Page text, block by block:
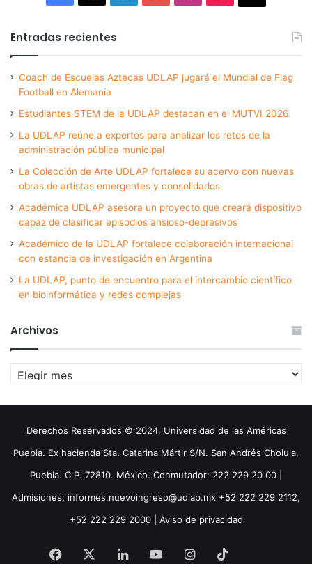
Entradas recientes
Coach de Escuelas Aztecas UDLAP jugará el Mundial de Flag
Football en Alemania
Estudiantes STEM de la UDLAP destacan en el MUTVI 2026
La UDLAP reúne a expertos para analizar los retos de la
administración pública municipal
La Colección de Arte UDLAP fortalece su acervo con nuevas
obras de artistas emergentes y consolidados
Académica UDLAP asesora un proyecto que creará dispositivo
capaz de clasificar episodios ansioso-depresivos
Académico de la UDLAP fortalece colaboración internacional
con estancia de investigación en Argentina
La UDLAP, punto de encuentro para el intercambio científico
en bioinformática y redes complejas
Archivos
Archivos
Derechos Reservados © 2024. Universidad de las Américas
Puebla. Ex hacienda Sta. Catarina Mártir S/N. San Andrés Cholula,
Puebla. C.P. 72810. México. Conmutador: 222 229 20 00 |
Admisiones: informes.nuevoingreso@udlap.mx +52 222 229 2112,
+52 222 229 2000 | Aviso de privacidad
Facebook LinkedInYouTubeInstagram